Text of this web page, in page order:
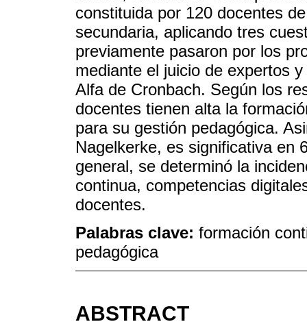
constituida por 120 docentes
secundaria, aplicando tres
previamente pasaron por los
mediante el juicio de expertos
Alfa de Cronbach. Según los
docentes tienen alta la
para su gestión pedagógica.
Nagelkerke, es significativa en
general, se determinó la
continua, competencias
docentes.
Palabras clave: formación
pedagógica
ABSTRACT